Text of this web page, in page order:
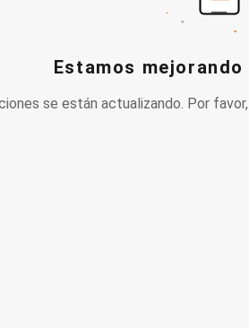
Estamos
se están actualizando. Por